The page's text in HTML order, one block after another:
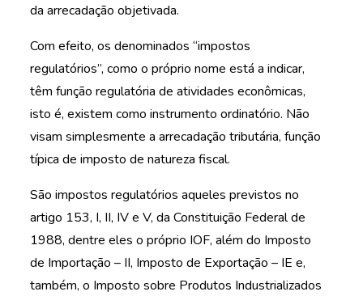
da arrecadação objetivada.
Com efeito, os denominados “impostos
regulatórios”, como o próprio nome está a indicar,
têm função regulatória de atividades econômicas,
isto é, existem como instrumento ordinatório. Não
visam simplesmente a arrecadação tributária, função
típica de imposto de natureza fiscal.
São impostos regulatórios aqueles previstos no
artigo 153, I, II, IV e V, da Constituição Federal de
1988, dentre eles o próprio IOF, além do Imposto
de Importação – II, Imposto de Exportação – IE e,
também, o Imposto sobre Produtos Industrializados